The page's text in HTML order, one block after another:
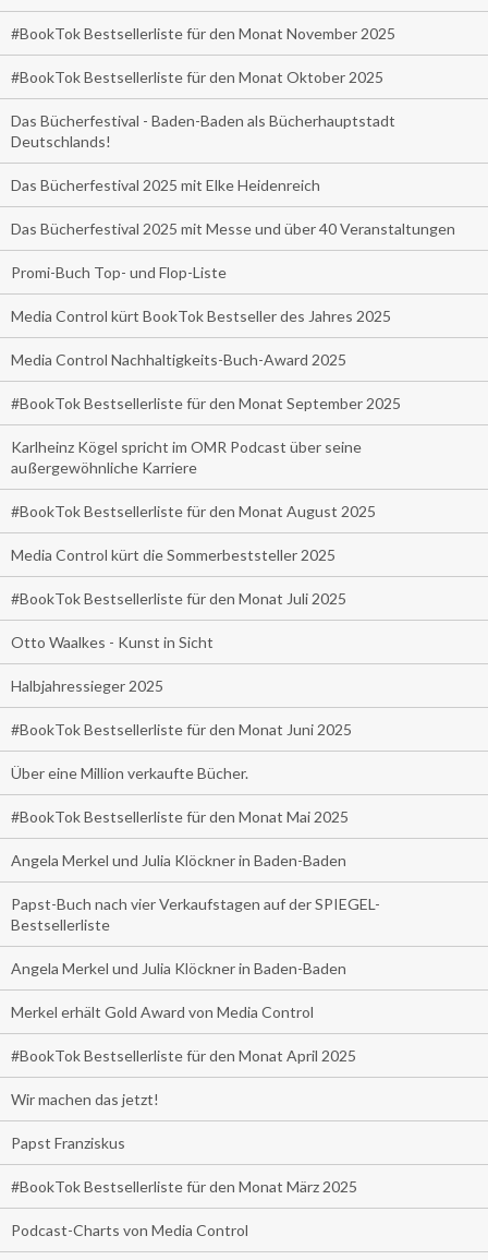
#BookTok Bestsellerliste für den Monat November 2025
#BookTok Bestsellerliste für den Monat Oktober 2025
Das Bücherfestival - Baden-Baden als Bücherhauptstadt
Deutschlands!
Das Bücherfestival 2025 mit Elke Heidenreich
Das Bücherfestival 2025 mit Messe und über 40 Veranstaltungen
Promi-Buch Top- und Flop-Liste
Media Control kürt BookTok Bestseller des Jahres 2025
Media Control Nachhaltigkeits-Buch-Award 2025
#BookTok Bestsellerliste für den Monat September 2025
Karlheinz Kögel spricht im OMR Podcast über seine
außergewöhnliche Karriere
#BookTok Bestsellerliste für den Monat August 2025
Media Control kürt die Sommerbeststeller 2025
#BookTok Bestsellerliste für den Monat Juli 2025
Otto Waalkes - Kunst in Sicht
Halbjahressieger 2025
#BookTok Bestsellerliste für den Monat Juni 2025
Über eine Million verkaufte Bücher.
#BookTok Bestsellerliste für den Monat Mai 2025
Angela Merkel und Julia Klöckner in Baden-Baden
Papst-Buch nach vier Verkaufstagen auf der SPIEGEL-
Bestsellerliste
Angela Merkel und Julia Klöckner in Baden-Baden
Merkel erhält Gold Award von Media Control
#BookTok Bestsellerliste für den Monat April 2025
Wir machen das jetzt!
Papst Franziskus
#BookTok Bestsellerliste für den Monat März 2025
Podcast-Charts von Media Control